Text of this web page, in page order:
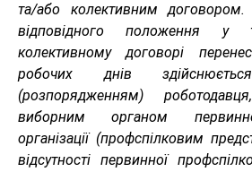
та/або колективним договором.
відповідного положення у
колективному договорі
робочих днів
(розпорядженням)
виборним органом
організації (профспілковим
відсутності первинної